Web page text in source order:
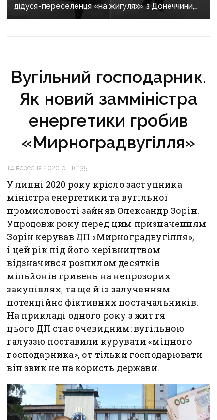
дідуся-переселенця «на жигулях» з Донеччини,
якому подарували новий пікап
Вугільний господарник.
Як новий замміністра
енергетики гробив
«Мирноградвугілля»
14 вересня 2020 р., 10:35
У липні 2020 року крісло заступника
міністра енергетики та вугільної
промисловості зайняв Олександр Зорін.
Упродовж року перед цим призначенням
Зорін керував ДП «Мирноградвугілля»,
і цей рік під його керівництвом
відзначився розпилом десятків
мільйонів гривень на непрозорих
закупівлях, та ще й із залученням
потенційно фіктивних постачальників.
На прикладі одного року з життя
цього ДП стає очевидним: вугільною
галуззю поставили курувати «міцного
господарника», от тільки господарювати
він звик не на користь держави.